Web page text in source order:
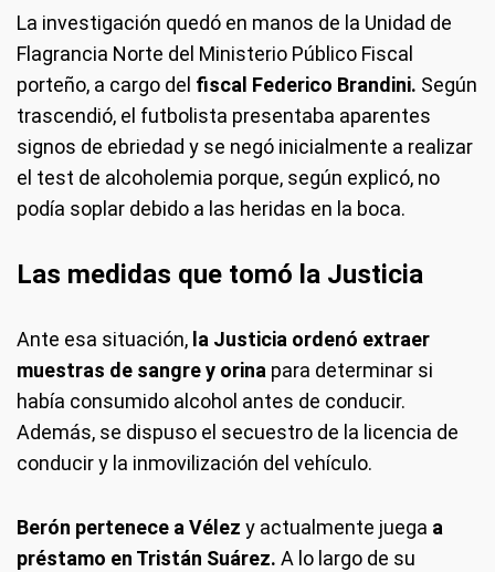
La investigación quedó en manos de la Unidad de
Flagrancia Norte del Ministerio Público Fiscal
porteño, a cargo del fiscal Federico Brandini. Según
trascendió, el futbolista presentaba aparentes
signos de ebriedad y se negó inicialmente a realizar
el test de alcoholemia porque, según explicó, no
podía soplar debido a las heridas en la boca.
Las medidas que tomó la Justicia
Ante esa situación, la Justicia ordenó extraer
muestras de sangre y orina para determinar si
había consumido alcohol antes de conducir.
Además, se dispuso el secuestro de la licencia de
conducir y la inmovilización del vehículo.
Berón pertenece a Vélez y actualmente juega a
préstamo en Tristán Suárez. A lo largo de su